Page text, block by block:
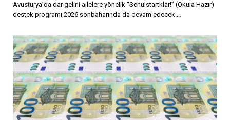
Avusturya’da dar gelirli ailelere yönelik “Schulstartklar!” (Okula Hazır)
destek programı 2026 sonbaharında da devam edecek.…